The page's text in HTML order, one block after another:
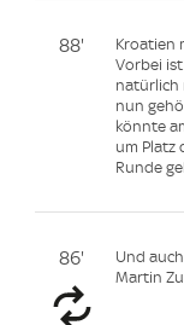
88'
Kroatien
Vorbei
natürlich
nun
könnte
um Platz
Runde
86'
Und
Martin